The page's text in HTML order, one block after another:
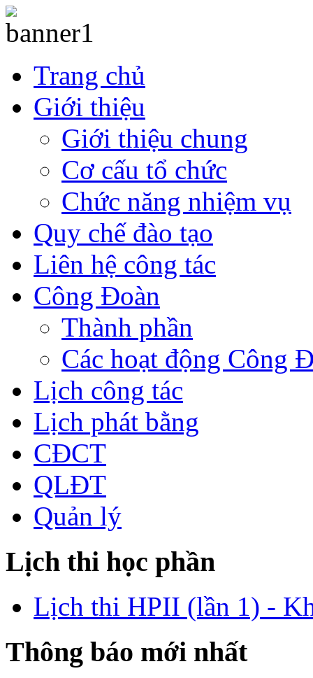
Trang chủ
Giới thiệu
Giới thiệu chung
Cơ cấu tổ chức
Chức năng nhiệm vụ
Quy chế đào tạo
Liên hệ công tác
Công Đoàn
Thành phần
Các hoạt động Công
Lịch công tác
Lịch phát bằng
CĐCT
QLĐT
Quản lý
Lịch thi học phần
Lịch thi HPII (lần 1) -
Thông báo mới nhất